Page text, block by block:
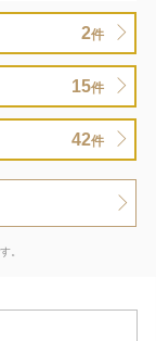
2件
15件
42件
。